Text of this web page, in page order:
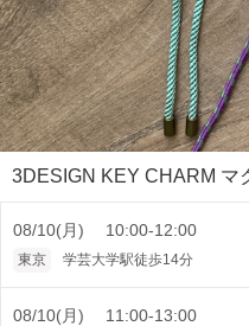
3DESIGN KEY CHARM マ
08/10(月) 10:00-12:00
東京 学芸大学駅徒歩14分
08/10(月) 11:00-13:00